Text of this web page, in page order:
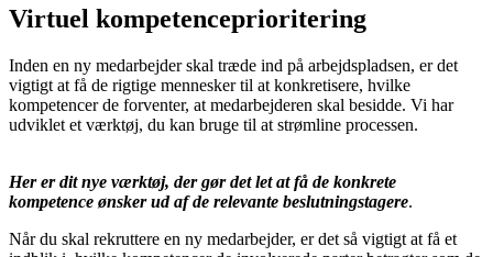
Virtuel kompetenceprioritering
Inden en ny medarbejder skal træde ind på arbejdspladsen, er det
vigtigt at få de rigtige mennesker til at konkretisere, hvilke
kompetencer de forventer, at medarbejderen skal besidde. Vi har
udviklet et værktøj, du kan bruge til at strømline processen.
Her er dit nye værktøj, der gør det let at få de konkrete
kompetence ønsker ud af de relevante beslutningstagere.
Når du skal rekruttere en ny medarbejder, er det så vigtigt at få et